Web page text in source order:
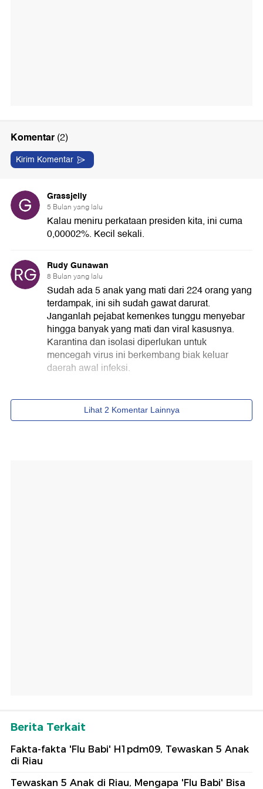
Berita Terkait
Fakta-fakta 'Flu Babi' H1pdm09, Tewaskan 5 Anak
di Riau
Tewaskan 5 Anak di Riau, Mengapa 'Flu Babi' Bisa